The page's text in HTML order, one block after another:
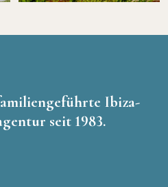
Ibiza-
seit 1983.